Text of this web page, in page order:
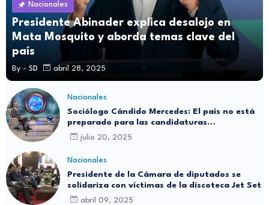
Nacionales
Presidente Abinader explica desalojo en
Mata Mosquito y aborda temas clave del
país
By - SD abril 28, 2025
Nacionales
Sociólogo Cándido Mercedes: El país no está
preparado para las candidaturas
independientes
julio 20, 2025
Nacionales
Presidente de la Cámara de diputados se
solidariza con víctimas de la discoteca Jet Set
abril 09, 2025